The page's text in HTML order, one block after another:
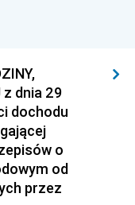
z dnia 29
dochodu
o
od
przez